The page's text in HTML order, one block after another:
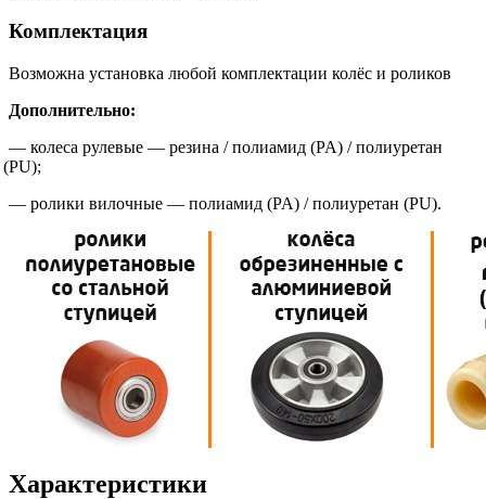
Комплектация
Возможна установка любой комплектации колёс и роликов
Дополнительно:
— колеса рулевые — резина / полиамид (PA) / полиуретан
(PU);
— ролики вилочные — полиамид (PA) / полиуретан (PU).
Характеристики